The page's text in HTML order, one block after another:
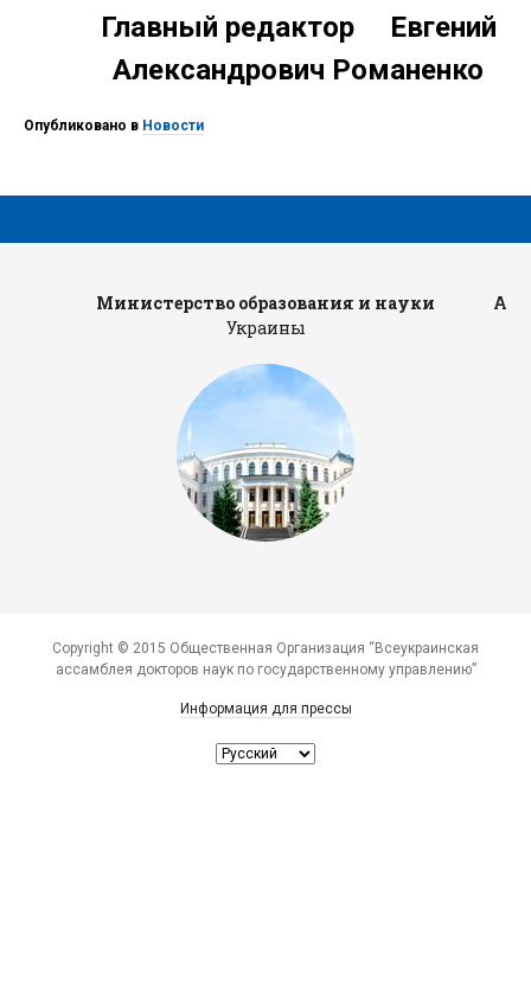
Главный редактор Евгений
Александрович Романенко
Опубликовано в Новости
Министерство образования и науки
Украины
Copyright © 2015 Общественная Организация “Всеукраинская
ассамблея докторов наук по государственному управлению”
Информация для прессы